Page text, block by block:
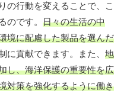
の行動を変えることで、こ
のです。 日々の生活の中
境に配慮した製品を選んだ
に貢献できます。また、 地
し、海洋保護の重要性を広
対策を強化するように働き